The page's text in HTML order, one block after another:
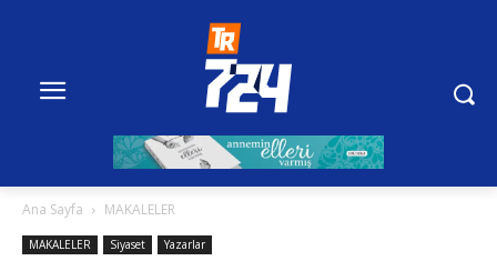
Ana Sayfa MAKALELER
MAKALELER Siyaset Yazarlar